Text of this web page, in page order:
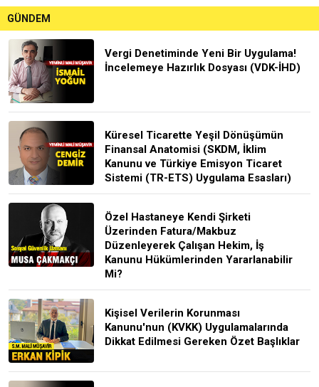
GÜNDEM
Vergi Denetiminde Yeni Bir Uygulama!
İncelemeye Hazırlık Dosyası (VDK-İHD)
Küresel Ticarette Yeşil Dönüşümün
Finansal Anatomisi (SKDM, İklim
Kanunu ve Türkiye Emisyon Ticaret
Sistemi (TR-ETS) Uygulama Esasları)
Özel Hastaneye Kendi Şirketi
Üzerinden Fatura/Makbuz
Düzenleyerek Çalışan Hekim, İş
Kanunu Hükümlerinden Yararlanabilir
Mi?
Kişisel Verilerin Korunması
Kanunu'nun (KVKK) Uygulamalarında
Dikkat Edilmesi Gereken Özet Başlıklar